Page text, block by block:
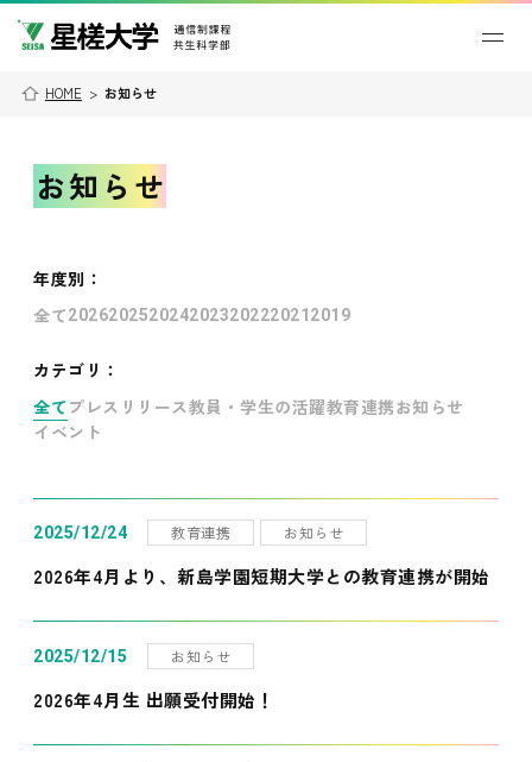
HOME > お知らせ
お知らせ
年度別 ：
全て202620252024202320222021 2019
カテゴリ：
全て プレスリリース教員・学生の活躍教育連携お知らせ
イベント
2025/12/24 教育連携 お知らせ
2026年4月より、新島学園短期大学との教育連携が開始
2025/12/15 お知らせ
2026年4月生 出願受付開始！